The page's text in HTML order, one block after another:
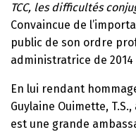
TCC, les difficultés
Convaincue de
public de son ordre
administratrice de 2014
En lui rendant
Guylaine Ouimette,
est une grande